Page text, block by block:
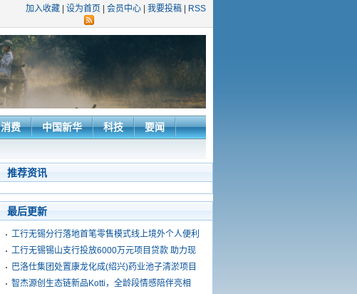
加入收藏 设为首页 会员中心 我要投稿 RSS
消费 中国新华 科技 要闻
推荐资讯
最后更新
工行无锡分行落地首笔零售模式线上境外个人便利
工行无锡锡山支行投放6000万元项目贷款 助力现
巴洛仕集团处置康龙化成(绍兴)药业池子清淤项目
智杰源创生态链新品Kotti，全龄段情感陪伴亮相